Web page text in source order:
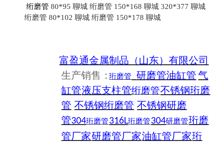
绗磨管 80*95 聊城 绗磨管 150*168 聊城 320*377 聊城
绗磨管 80*102 聊城 绗磨管 150*178 聊城
富盈通金属制品（山东）有限公司
生产销售：珩磨管 研磨管油缸管 气
缸管液压支柱管绗磨管不锈钢珩磨
管 不锈钢绗磨管 不锈钢研磨
管304珩磨管316L珩磨管304研磨管珩磨
管厂家研磨管厂家油缸管厂家珩